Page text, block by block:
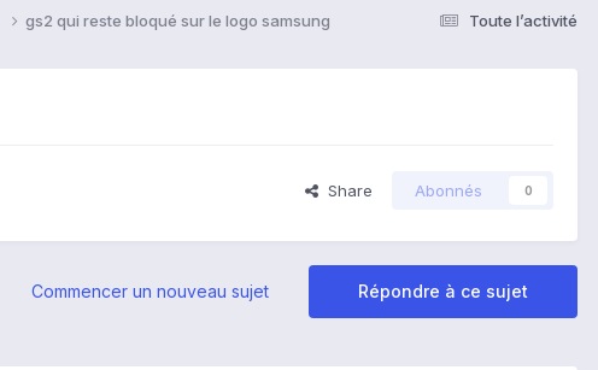
Toute l’activité
gs2 qui reste bloqué sur le logo samsung
Share Abonnés 0
Répondre à ce sujet
Commencer un nouveau sujet